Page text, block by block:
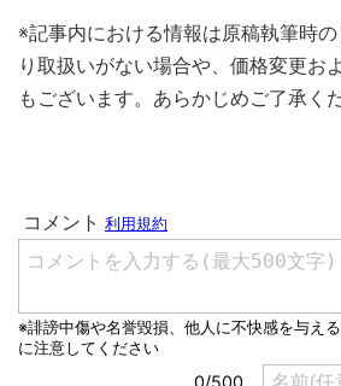
※記事内における情報は原稿執筆時
り取扱いがない場合や、価格変更お
もございます。あらかじめご了承く